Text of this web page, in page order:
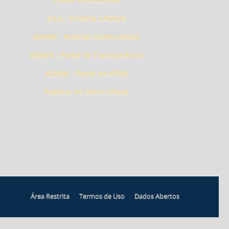
Esus - Sistema CADSUS
ADMIN - Notícias Institucionais
ADMIN - Portal da Transparência
ADMIN - Portal da APPM
Publicar no Diário Oficial
Área Restrita Termos de Uso Dados Abertos